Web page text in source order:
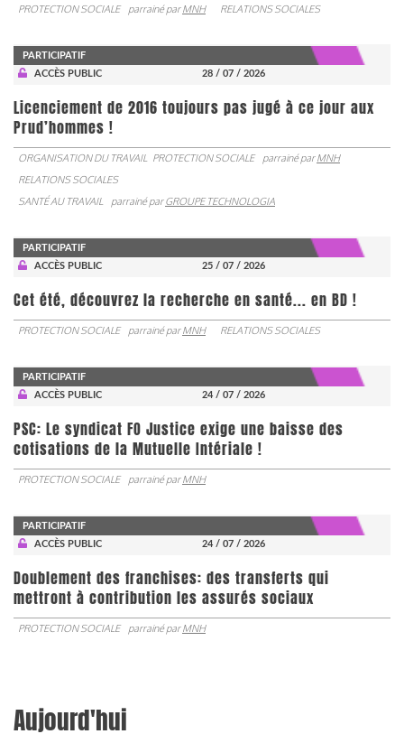
PROTECTION SOCIALE
parrainé parMNH RELATIONS SOCIALES
PARTICIPATIF
ACCÈS PUBLIC
28 / 07 / 2026
Licenciement de 2016 toujours pas jugé à ce jour aux
Prud’hommes !
ORGANISATION DU TRAVAIL PROTECTION SOCIALE parrainé parMNH
RELATIONS SOCIALES
SANTÉ AU TRAVAIL
parrainé parGROUPE TECHNOLOGIA
PARTICIPATIF
ACCÈS PUBLIC
25 / 07 / 2026
Cet été, découvrez la recherche en santé... en BD !
PROTECTION SOCIALE parrainé parMNH RELATIONS SOCIALES
PARTICIPATIF
ACCÈS PUBLIC
24 / 07 / 2026
PSC: Le syndicat FO Justice exige une baisse des
cotisations de la Mutuelle Intériale !
PROTECTION SOCIALE parrainé parMNH
PARTICIPATIF
ACCÈS PUBLIC
24 / 07 / 2026
Doublement des franchises: des transferts qui
mettront à contribution les assurés sociaux
PROTECTION SOCIALE parrainé parMNH
Aujourd'hui